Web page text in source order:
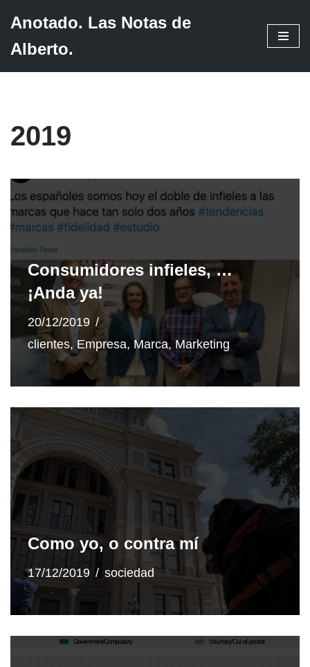
Saltar
Anotado. Las Notas de
Alberto.
2019
Consumidores infieles, …
¡Anda ya!
20/12/2019
clientes, Empresa, Marca,Marketing
Como yo, o contra mí
17/12/2019 sociedad